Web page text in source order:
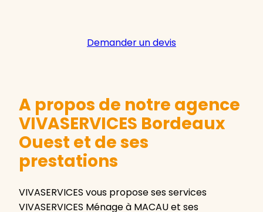
Demander un devis
A propos de notre agence
VIVASERVICES Bordeaux
Ouest et de ses
prestations
VIVASERVICES vous propose ses services
VIVASERVICES Ménage à MACAU et ses